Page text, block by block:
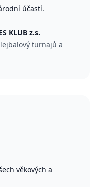
účastí.
KLUB z.s.
turnajů a
věkových a